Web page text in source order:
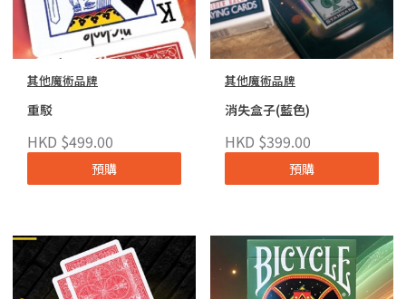
其他魔術品牌
重駁
HKD $499.00
預購
其他魔術品牌
消失盒子(藍色)
HKD $399.00
預購